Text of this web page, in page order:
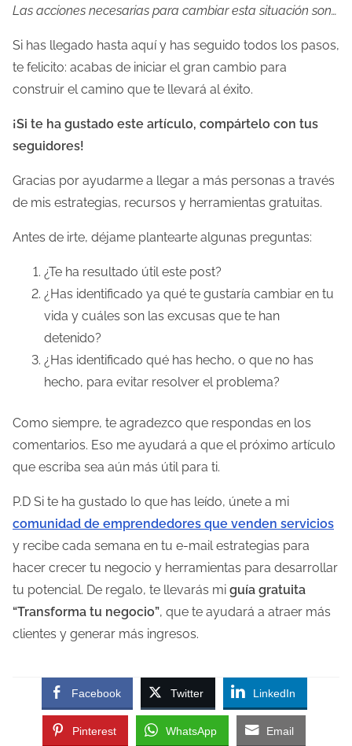
Las acciones necesarias para cambiar esta situación son…
Si has llegado hasta aquí y has seguido todos los pasos,
te felicito: acabas de iniciar el gran cambio para
construir el camino que te llevará al éxito.
¡Si te ha gustado este artículo, compártelo con tus
seguidores!
Gracias por ayudarme a llegar a más personas a través
de mis estrategias, recursos y herramientas gratuitas.
Antes de irte, déjame plantearte algunas preguntas:
¿Te ha resultado útil este post?
¿Has identificado ya qué te gustaría cambiar en tu
vida y cuáles son las excusas que te han
detenido?
¿Has identificado qué has hecho, o que no has
hecho, para evitar resolver el problema?
Como siempre, te agradezco que respondas en los
comentarios. Eso me ayudará a que el próximo artículo
que escriba sea aún más útil para ti.
P.D Si te ha gustado lo que has leído, únete a mi
comunidad de emprendedores que venden servicios
y recibe cada semana en tu e-mail estrategias para
hacer crecer tu negocio y herramientas para desarrollar
tu potencial. De regalo, te llevarás mi guía gratuita
“Transforma tu negocio”, que te ayudará a atraer más
clientes y generar más ingresos.
Facebook Twitter LinkedIn
Pinterest WhatsApp Email